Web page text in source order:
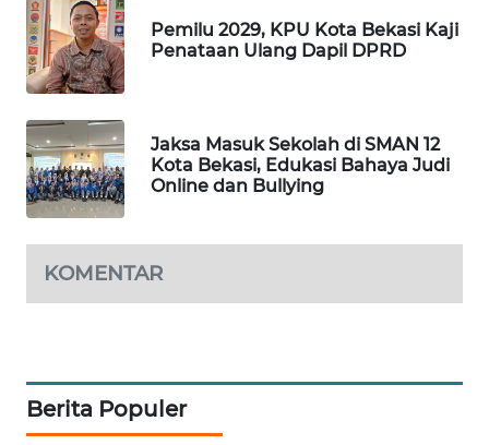
Pemilu 2029, KPU Kota Bekasi Kaji
Penataan Ulang Dapil DPRD
Jaksa Masuk Sekolah di SMAN 12
Kota Bekasi, Edukasi Bahaya Judi
Online dan Bullying
KOMENTAR
Berita Populer
METRO
SIANTAR
NEWS
MEDAN
NEWS
METRO
JAKARTA
NEWS
KARING